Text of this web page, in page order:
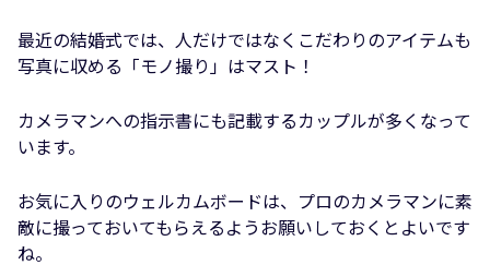
最近の結婚式では、人だけではなくこだわりのアイテムも
写真に収める「モノ撮り」はマスト！
カメラマンへの指示書にも記載するカップルが多くなって
います。
お気に入りのウェルカムボードは、プロのカメラマンに素
敵に撮っておいてもらえるようお願いしておくとよいです
ね。